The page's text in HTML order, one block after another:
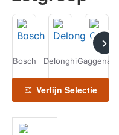
Bosch DelonghiGaggenau
Verfijn Selectie